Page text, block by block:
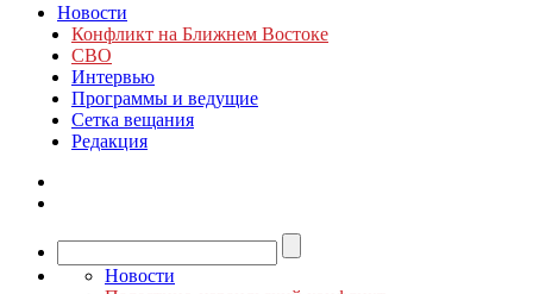
Новости
Конфликт на Ближнем Востоке
СВО
Интервью
Программы и ведущие
Сетка вещания
Редакция
Новости